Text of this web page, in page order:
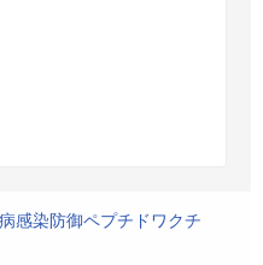
感染防御ペプチドワクチ